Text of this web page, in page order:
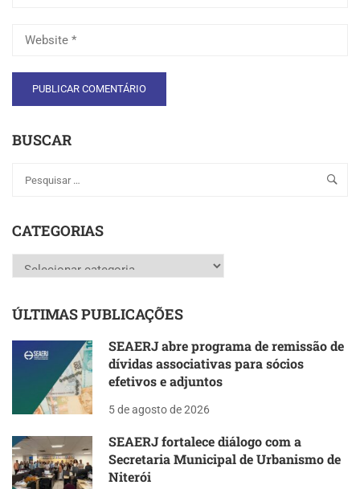
BUSCAR
CATEGORIAS
Categorias
ÚLTIMAS PUBLICAÇÕES
SEAERJ abre programa de remissão de
dívidas associativas para sócios
efetivos e adjuntos
5 de agosto de 2026
SEAERJ fortalece diálogo com a
Secretaria Municipal de Urbanismo de
Niterói